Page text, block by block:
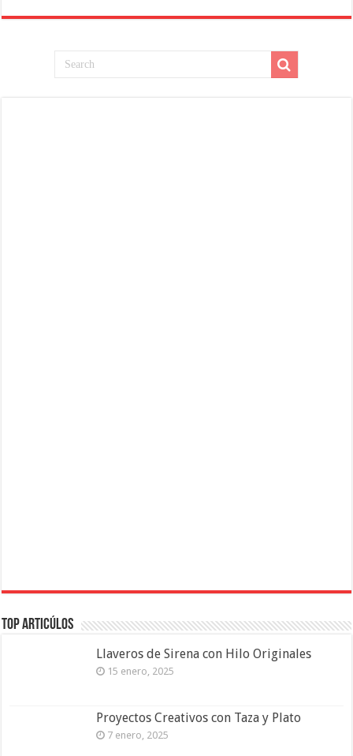
Top Articúlos
Llaveros de Sirena con Hilo Originales
15 enero, 2025
Proyectos Creativos con Taza y Plato
7 enero, 2025